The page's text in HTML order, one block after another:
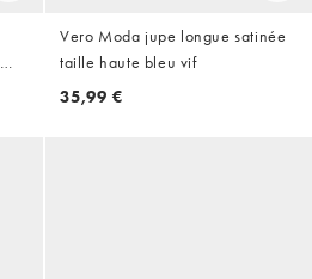
Vero Moda jupe longue satinée
taille haute bleu vif
35,99 €